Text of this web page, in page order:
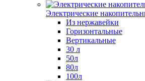
Электрические
Из нержавейки
Горизонтальные
Вертикальные
30 л
50л
80л
100л